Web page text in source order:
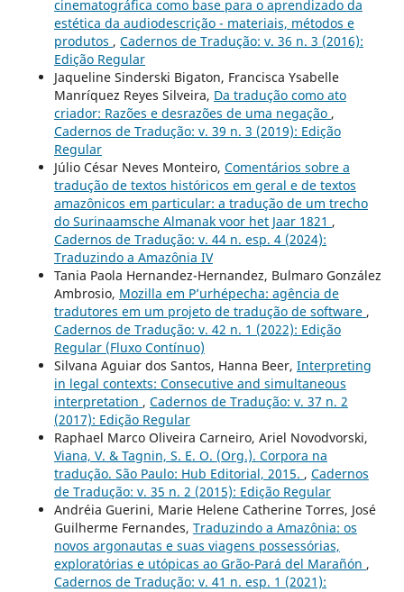
cinematográfica como base para o aprendizado da
estética da audiodescrição - materiais, métodos e
produtos , Cadernos de Tradução: v. 36 n. 3 (2016):
Edição Regular
Jaqueline Sinderski Bigaton, Francisca Ysabelle
Manríquez Reyes Silveira, Da tradução como ato
criador: Razões e desrazões de uma negação ,
Cadernos de Tradução: v. 39 n. 3 (2019): Edição
Regular
Júlio César Neves Monteiro, Comentários sobre a
tradução de textos históricos em geral e de textos
amazônicos em particular: a tradução de um trecho
do Surinaamsche Almanak voor het Jaar 1821 ,
Cadernos de Tradução: v. 44 n. esp. 4 (2024):
Traduzindo a Amazônia IV
Tania Paola Hernandez-Hernandez, Bulmaro González
Ambrosio, Mozilla em P’urhépecha: agência de
tradutores em um projeto de tradução de software ,
Cadernos de Tradução: v. 42 n. 1 (2022): Edição
Regular (Fluxo Contínuo)
Silvana Aguiar dos Santos, Hanna Beer, Interpreting
in legal contexts: Consecutive and simultaneous
interpretation , Cadernos de Tradução: v. 37 n. 2
(2017): Edição Regular
Raphael Marco Oliveira Carneiro, Ariel Novodvorski,
Viana, V. & Tagnin, S. E. O. (Org.). Corpora na
tradução. São Paulo: Hub Editorial, 2015. , Cadernos
de Tradução: v. 35 n. 2 (2015): Edição Regular
Andréia Guerini, Marie Helene Catherine Torres, José
Guilherme Fernandes, Traduzindo a Amazônia: os
novos argonautas e suas viagens possessórias,
exploratórias e utópicas ao Grão-Pará del Marañón ,
Cadernos de Tradução: v. 41 n. esp. 1 (2021):